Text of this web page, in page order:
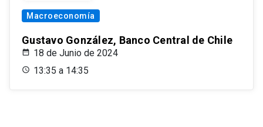
Macroeconomía
Gustavo González, Banco Central de Chile
18 de Junio de 2024
13:35 a 14:35